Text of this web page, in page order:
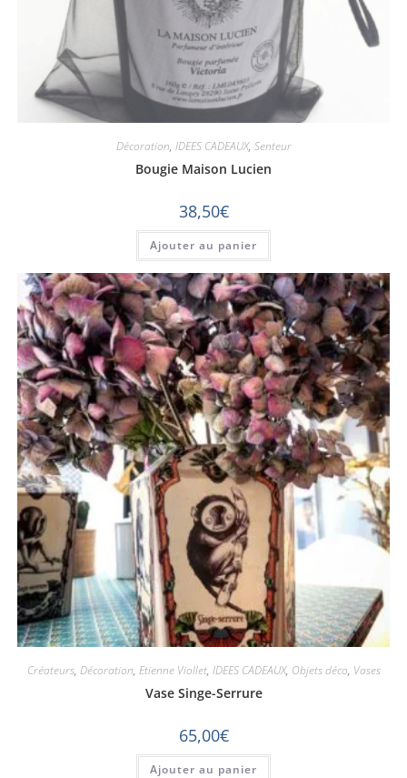
Décoration, IDEES CADEAUX, Senteur
Bougie Maison Lucien
38,50€
Ajouter au panier
Créateurs, Décoration, Etienne Viollet, IDEES CADEAUX, Objets déco, Vases
Vase Singe-Serrure
65,00€
Ajouter au panier